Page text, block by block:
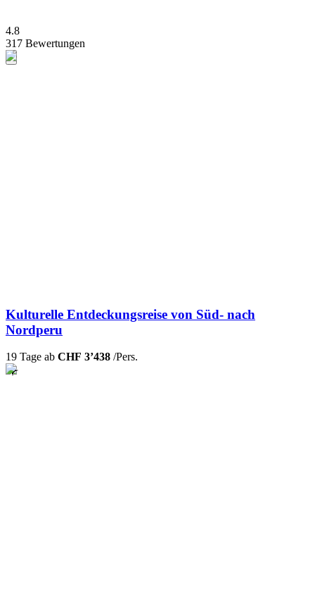
4.8
317 Bewertungen
Kulturelle Entdeckungsreise von Süd- nach
Nordperu
19 Tage ab CHF 3’438 /Pers.